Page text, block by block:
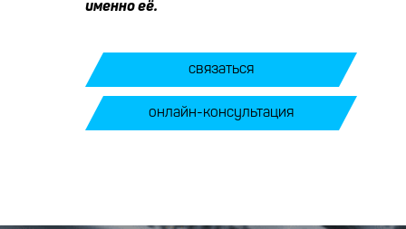
именно её.
связаться
онлайн-консультация